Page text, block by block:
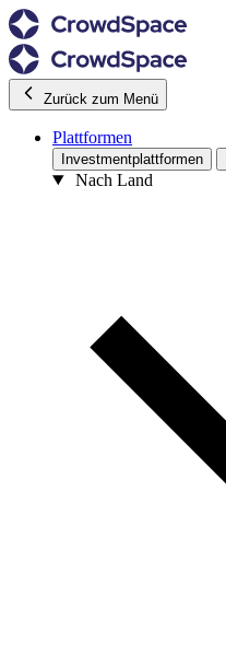
Zurück zum Menü
Plattformen
Investmentplattformen
Nach Land